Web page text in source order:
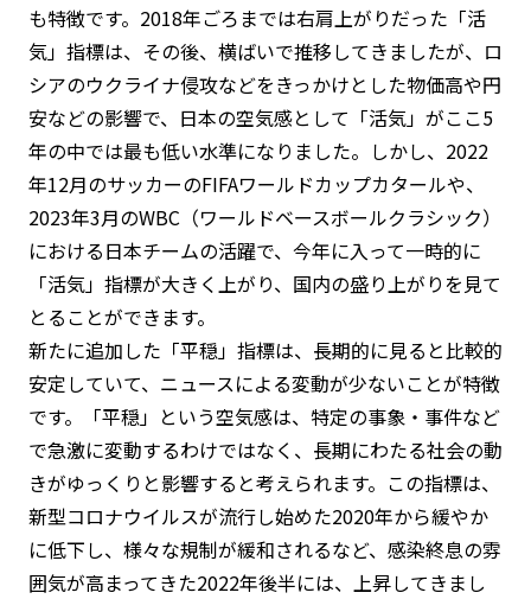
も特徴です。2018年ごろまでは右肩上がりだった「活
気」指標は、その後、横ばいで推移してきましたが、ロ
シアのウクライナ侵攻などをきっかけとした物価高や円
安などの影響で、日本の空気感として「活気」がここ5
年の中では最も低い水準になりました。しかし、2022
年12月のサッカーのFIFAワールドカップカタールや、
2023年3月のWBC（ワールドベースボールクラシック）
における日本チームの活躍で、今年に入って一時的に
「活気」指標が大きく上がり、国内の盛り上がりを見て
とることができます。
新たに追加した「平穏」指標は、長期的に見ると比較的
安定していて、ニュースによる変動が少ないことが特徴
です。「平穏」という空気感は、特定の事象・事件など
で急激に変動するわけではなく、長期にわたる社会の動
きがゆっくりと影響すると考えられます。この指標は、
新型コロナウイルスが流行し始めた2020年から緩やか
に低下し、様々な規制が緩和されるなど、感染終息の雰
囲気が高まってきた2022年後半には、上昇してきまし